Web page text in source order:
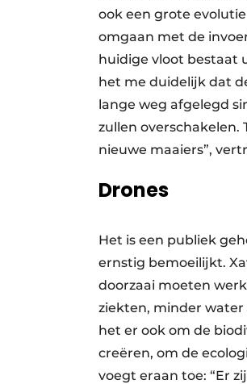
ook een grote
omgaan met de
huidige vloot bestaat
het me duidelijk dat
lange weg afgelegd
zullen overschakelen.
nieuwe maaiers”,
Drones
Het is een publiek
ernstig bemoeilijkt.
doorzaai moeten
ziekten, minder
het er ook om de
creëren, om de
voegt eraan toe: “Er